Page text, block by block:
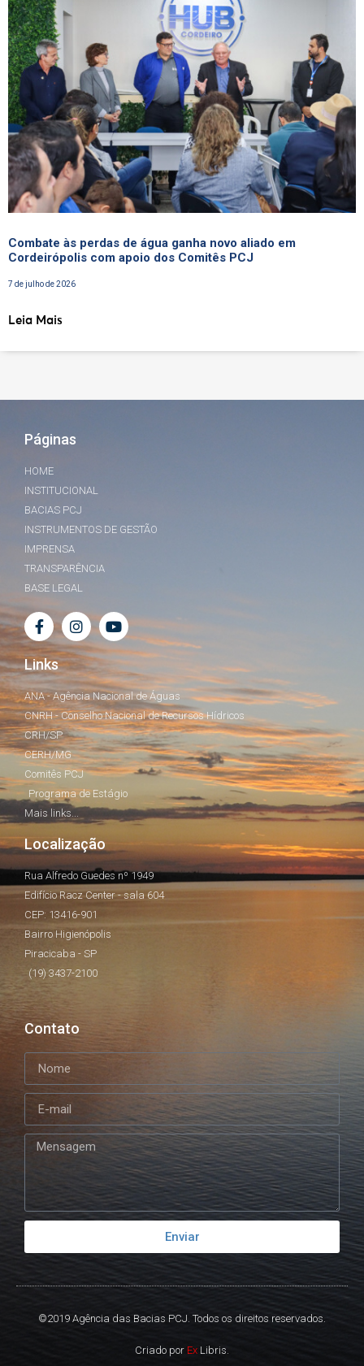
Combate às perdas de água ganha novo aliado em
Cordeirópolis com apoio dos Comitês PCJ
7 de julho de 2026
Leia Mais
Páginas
HOME
INSTITUCIONAL
BACIAS PCJ
INSTRUMENTOS DE GESTÃO
IMPRENSA
TRANSPARÊNCIA
BASE LEGAL
Links
ANA - Agência Nacional de Águas
CNRH - Conselho Nacional de Recursos Hídricos
CRH/SP
CERH/MG
Comitês PCJ
Programa de Estágio
Mais links...
Localização
Rua Alfredo Guedes nº 1949
Edifício Racz Center - sala 604
CEP: 13416-901
Bairro Higienópolis
Piracicaba - SP
(19) 3437-2100
Contato
Enviar
©2019 Agência das Bacias PCJ. Todos os direitos reservados.
Criado por Ex Libris.